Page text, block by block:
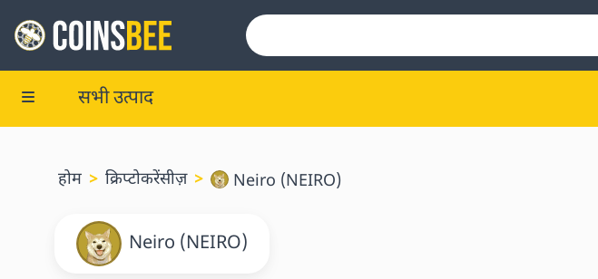
सभी उत्पाद
होम क्रिप्टोकरेंसीज़ Neiro (NEIRO)
Neiro (NEIRO)